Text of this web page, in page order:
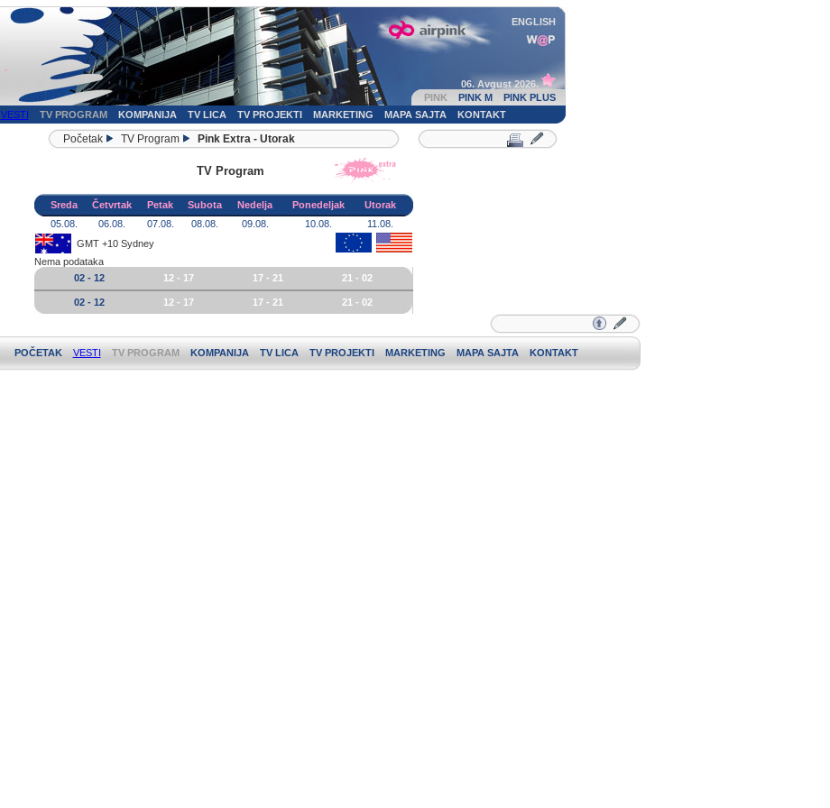
ENGLISH
06. Avgust 2026.
PINK
PINK M
PINK PLUS
VESTI TV PROGRAM KOMPANIJA TV LICA TV PROJEKTI MARKETING MAPA SAJTA KONTAKT
Početak TV Program Pink Extra - Utorak
TV Program
Sreda Četvrtak Petak Subota Nedelja Ponedeljak
Utorak
05.08.
06.08. 07.08. 08.08. 09.08. 10.08.
11.08.
GMT +10 Sydney
Nema podataka
02 - 12
12 - 17 17 - 21 21 - 02
02 - 12 12 - 17 17 - 21 21 - 02
POČETAK VESTI TV PROGRAM KOMPANIJA TV LICA TV PROJEKTI MARKETING MAPA SAJTA KONTAKT